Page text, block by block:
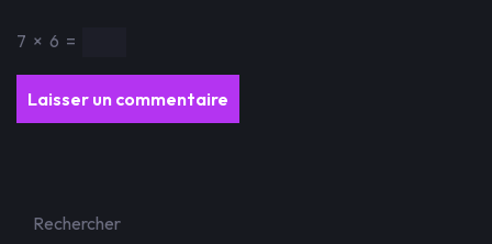
7 × 6 =
Rechercher